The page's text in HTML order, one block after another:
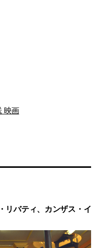
映画
リバティ、カンザス・イ